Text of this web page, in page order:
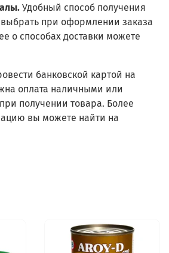
Удобный способ получения
при оформлении заказа
о способах доставки можете
банковской картой на
оплата наличными или
получении товара. Более
вы можете найти на